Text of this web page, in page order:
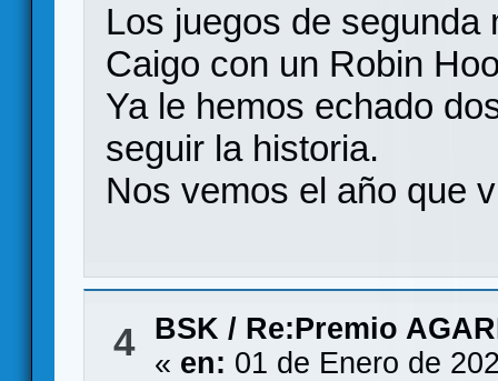
Los juegos de segunda
Caigo con un Robin
Ya le hemos echado
seguir la historia.
Nos vemos el año que
4 BSK / Re:Premio
« en: 01 de Enero de